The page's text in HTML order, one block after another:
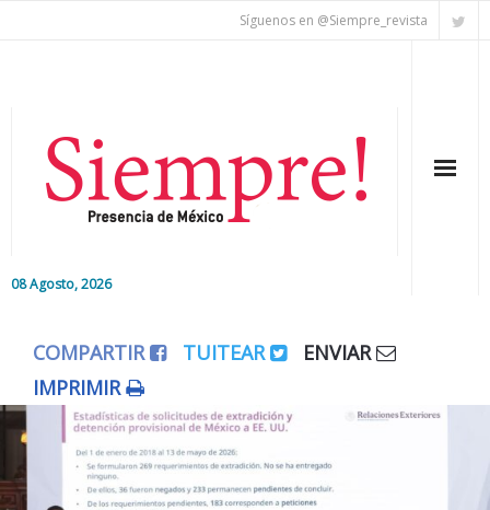
Síguenos en @Siempre_revista
08 Agosto, 2026
Editorial
Nacional
Colaboradores
COMPARTIR TUITEAR
ENVIAR
IMPRIMIR